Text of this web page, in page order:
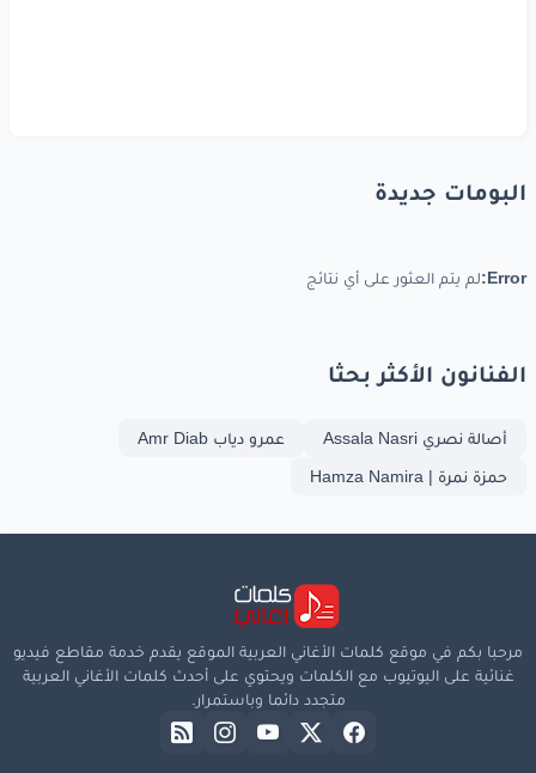
البومات جديدة
Error: لم يتم العثور على أي نتائج
الفنانون الأكثر بحثا
أصالة نصري Assala Nasri
عمرو دياب Amr Diab
حمزة نمرة | Hamza Namira
مرحبا بكم في موقع كلمات الأغاني العربية الموقع يقدم خدمة مقاطع فيديو
غنائية على اليوتيوب مع الكلمات ويحتوي على أحدث كلمات الأغاني العربية
متجدد دائما وباستمرار.